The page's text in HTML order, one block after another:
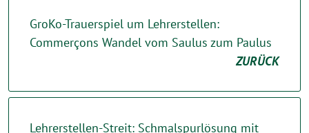
GroKo-Trauerspiel um Lehrerstellen:
Commerçons Wandel vom Saulus zum Paulus
ZURÜCK
Lehrerstellen-Streit: Schmalspurlösung mit